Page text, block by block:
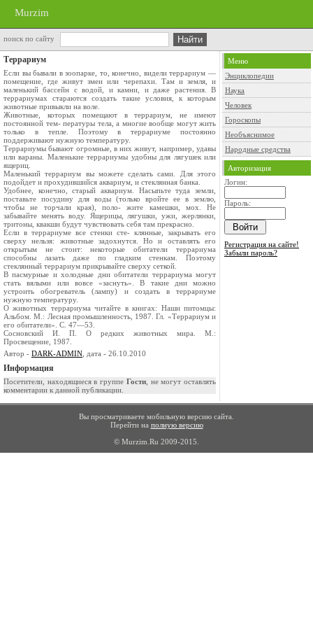
Murzim
поиск по сайту
Террариум
Если вы бывали в зоопарке, то, конечно, видели террариум —
помещение, где живут змеи или черепахи. Там и земля, и
маленький бассейн с водой, и камни, и даже растения. В
террариумах стараются создать такие условия, к которым
животные привыкли на воле.
Животные, которых помещают в террариум, не имеют
постоянной тем- пературы тела, а многие вообще могут жить
только в тепле. Поэтому в террариуме постоянно
поддерживают нужную температуру.
Террариумы бывают огромные, в них живут, например, удавы
или вараны. Маленькие террариумы удобны для лягушек или
ящериц.
Маленький террариум вы можете сделать сами. Для этого
подойдет и прохудившийся аквариум, и стеклянная банка.
Удобнее, конечно, старый аквариум. Насыпьте туда земли,
поставьте посудину для воды (только вройте ее в землю,
чтобы не торчали края), поло- жите камешки, мох. Не
забывайте менять воду. Ящерицы, лягушки, ужи, жерлянки,
тритоны, квакши будут чувствовать себя там прекрасно.
Если в террариуме все стенки сте- клянные, закрывать его
сверху нельзя: животные задохнутся. Но и оставлять его
открытым не стоит: некоторые обитатели террариума
способны лазать даже по гладким стенкам. Поэтому
стеклянный террариум прикрывайте сверху сеткой.
В пасмурные и холодные дни обитатели террариума могут
стать вялыми или вовсе «заснуть». В такие дни можно
устроить обогреватель (лампу) и создать в террариуме
нужную температуру.
О животных террариума читайте в книгах: Наши питомцы:
Альбом. М.: Лесная промышленность, 1987. Гл. «Террариум и
его обитатели». С. 47—53.
Сосновский И. П. О редких животных мира. М.:
Просвещение, 1987.
Автор - DARK-ADMIN , дата - 26.10.2010
Информация
Посетители, находящиеся в группе Гости, не могут оставлять
комментарии к данной публикации.
Меню
Энциклопедии
Наука
Человек
Гороскопы
Необъяснимое
Народные средства
Авторизация
Логин:
Пароль:
Регистрация на сайте!
Забыли пароль?
Вы просматриваете мобильную версию сайта.
Перейти на полную версию
© Murzim.Ru 2009-2015.